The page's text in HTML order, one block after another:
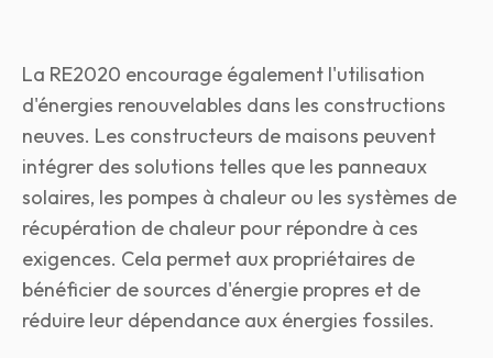
La RE2020 encourage également l'utilisation
d'énergies renouvelables dans les constructions
neuves. Les constructeurs de maisons peuvent
intégrer des solutions telles que les panneaux
solaires, les pompes à chaleur ou les systèmes de
récupération de chaleur pour répondre à ces
exigences. Cela permet aux propriétaires de
bénéficier de sources d'énergie propres et de
réduire leur dépendance aux énergies fossiles.